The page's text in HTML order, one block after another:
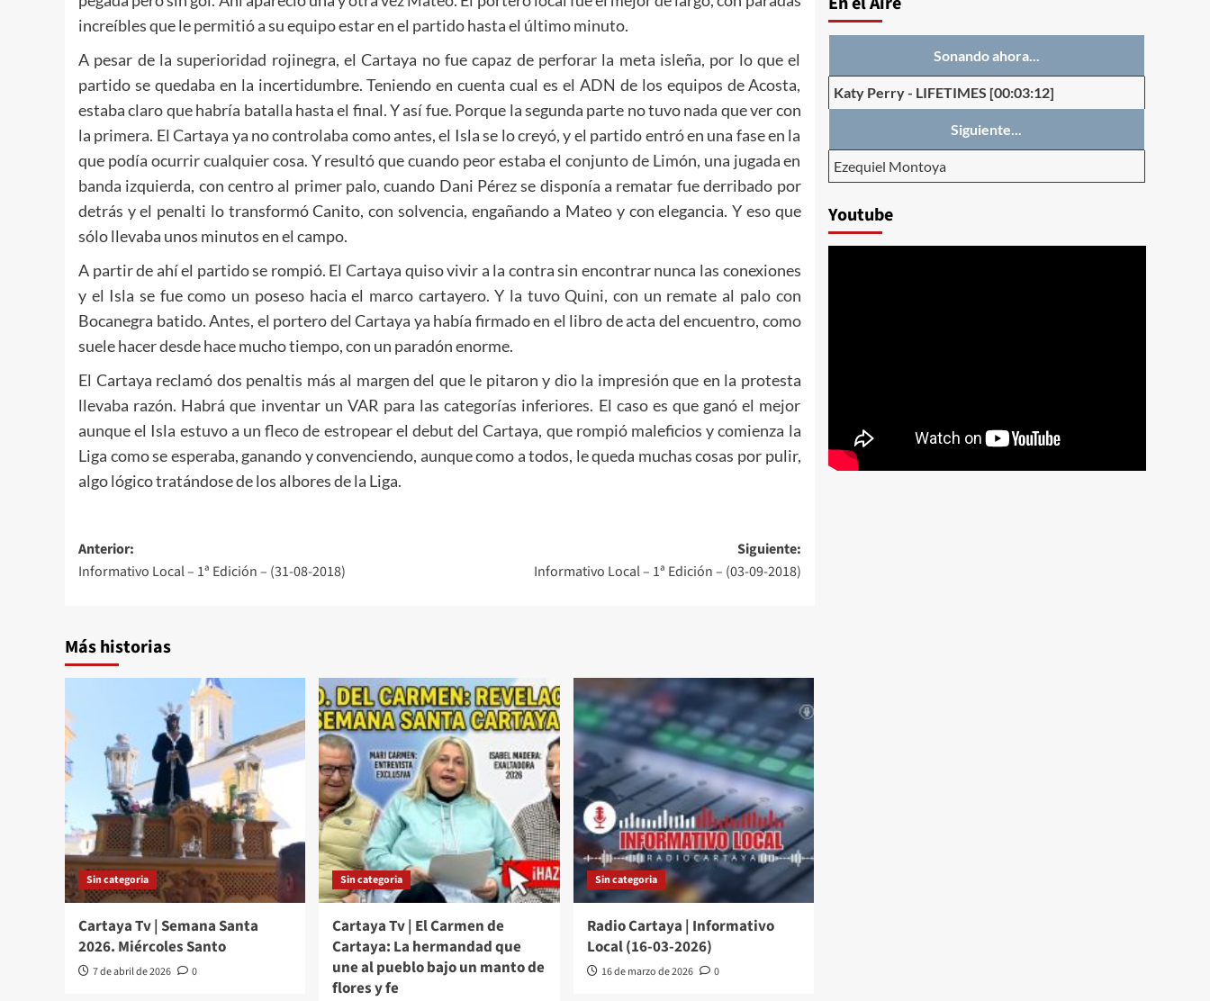
increíbles que le permitió a su equipo estar en el partido hasta el último minuto.
A pesar de la superioridad rojinegra, el Cartaya no fue capaz de perforar la meta isleña, por lo que el
partido se quedaba en la incertidumbre. Teniendo en cuenta cual es el ADN de los equipos de Acosta,
estaba claro que habría batalla hasta el final. Y así fue. Porque la segunda parte no tuvo nada que ver con
la primera. El Cartaya ya no controlaba como antes, el Isla se lo creyó, y el partido entró en una fase en la
que podía ocurrir cualquier cosa. Y resultó que cuando peor estaba el conjunto de Limón, una jugada en
banda izquierda, con centro al primer palo, cuando Dani Pérez se disponía a rematar fue derribado por
detrás y el penalti lo transformó Canito, con solvencia, engañando a Mateo y con elegancia. Y eso que
sólo llevaba unos minutos en el campo.
A partir de ahí el partido se rompió. El Cartaya quiso vivir a la contra sin encontrar nunca las conexiones
y el Isla se fue como un poseso hacia el marco cartayero. Y la tuvo Quini, con un remate al palo con
Bocanegra batido. Antes, el portero del Cartaya ya había firmado en el libro de acta del encuentro, como
suele hacer desde hace mucho tiempo, con un paradón enorme.
El Cartaya reclamó dos penaltis más al margen del que le pitaron y dio la impresión que en la protesta
llevaba razón. Habrá que inventar un VAR para las categorías inferiores. El caso es que ganó el mejor
aunque el Isla estuvo a un fleco de estropear el debut del Cartaya, que rompió maleficios y comienza la
Liga como se esperaba, ganando y convenciendo, aunque como a todos, le queda muchas cosas por pulir,
algo lógico tratándose de los albores de la Liga.
Anterior:
Informativo Local – 1ª Edición – (31-08-2018)
Siguiente:
Informativo Local – 1ª Edición – (03-09-2018)
Más historias
Sin categoria
Cartaya Tv | Semana Santa
2026. Miércoles Santo
7 de abril de 2026 0
Sin categoria
Cartaya Tv | El Carmen de
Cartaya: La hermandad que
une al pueblo bajo un manto de
flores y fe
Sin categoria
Radio Cartaya | Informativo
Local (16-03-2026)
16 de marzo de 2026 0
Sonando ahora...
Katy Perry- LIFETIMES [00:03:12]
Siguiente...
Ezequiel Montoya
Youtube